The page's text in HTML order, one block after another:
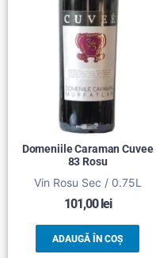
Domeniile Caraman Cuvee
83 Rosu
Vin Rosu Sec / 0.75L
101,00lei
ADAUGĂ ÎN COȘ